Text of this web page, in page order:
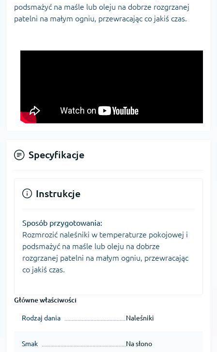
podsmażyć na maśle lub oleju na dobrze rozgrzanej
patelni na małym ogniu, przewracając co jakiś czas.
Specyfikacje
Instrukcje
Sposób przygotowania:
Rozmrozić naleśniki w temperaturze pokojowej i
podsmażyć na maśle lub oleju na dobrze
rozgrzanej patelni na małym ogniu, przewracając
co jakiś czas.
Główne właściwości
Rodzaj dania Naleśniki
Smak Na słono